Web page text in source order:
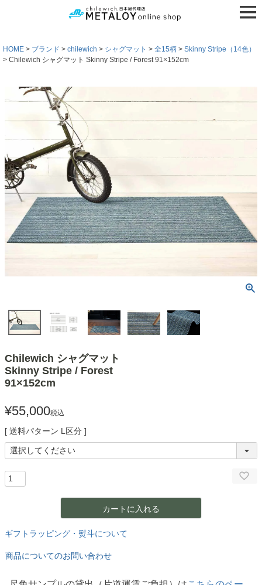
HOME ブランド chilewich シャグマット 全15柄
Skinny Stripe（14色）
Chilewich シャグマット Skinny Stripe / Forest 91×152cm
Chilewich シャグマット
Skinny Stripe / Forest
91×152cm
¥55,000税込
送料パターン L区分
カートに入れる
ギフトラッピング・熨斗について
商品についてのお問い合わせ
検索